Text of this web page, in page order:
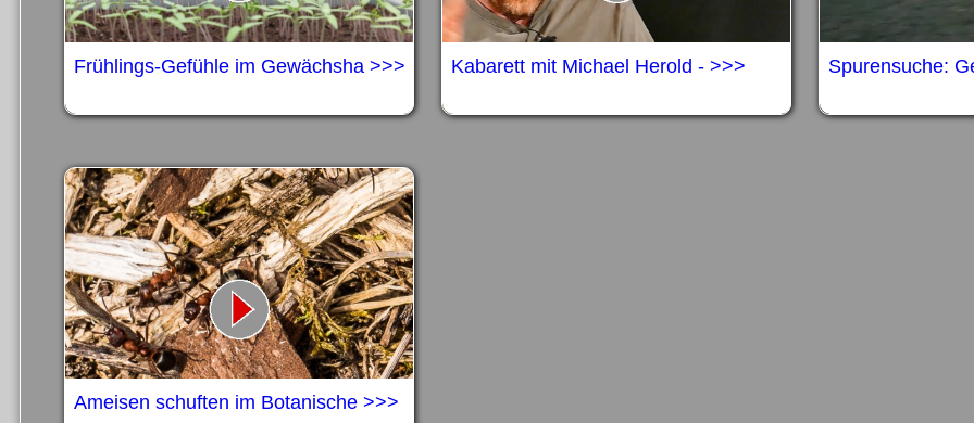
Frühlings-Gefühle im Gewächsha >>> Kabarett mit Michael Herold - >>> Spurensuche:
Ameisen schuften im Botanische >>>